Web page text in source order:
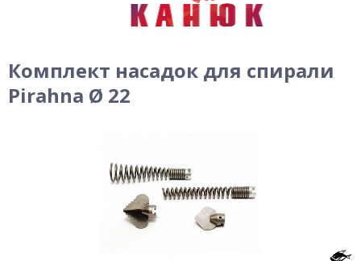
Комплект насадок для спирали
Pirahna Ø 22